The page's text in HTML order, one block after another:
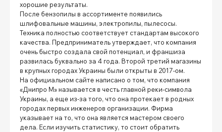
хорошие результаты.
После бензопилы в ассортименте появились
шлифовальные машины, электропилы, пылесосы.
Техника полностью соответствует стандартам высокого
качества. Предприниматель утверждает, что компания
очень быстро создала свой потенциал, и франшиза
развилась буквально за 4 года. Второй третий магазины
в крупных городах Украины были открыты в 2017-ом.
На официальном сайте написано о том, что компания
«Днипро М» называется в честь главной реки-символа
Украины, а еще из-за того, что она протекает в родных
городах первых инженеров организации. Фирма
указывает на то, что она является мастером своего
дела. Если изучить статистику, то стоит обратить